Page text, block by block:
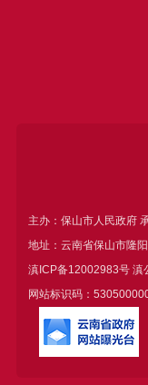
主办：保山市人民政府
地址：云南省保山市隆
滇ICP备12002983号滇
网站标识码：